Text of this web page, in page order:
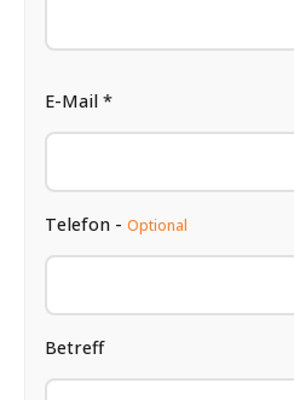
E-Mail *
Telefon - Optional
Betreff